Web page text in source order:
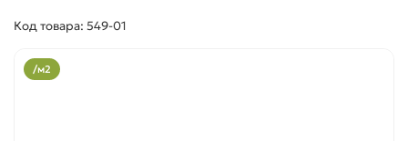
Код товара: 549-01
/м2